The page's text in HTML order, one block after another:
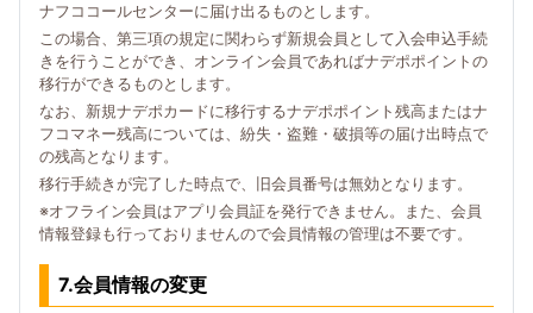
ナフココールセンターに届け出るものとします。
この場合、第三項の規定に関わらず新規会員として入会申込手続
きを行うことができ、オンライン会員であればナデポポイントの
移行ができるものとします。
なお、新規ナデポカードに移行するナデポポイント残高またはナ
フコマネー残高については、紛失・盗難・破損等の届け出時点で
の残高となります。
移行手続きが完了した時点で、旧会員番号は無効となります。
※オフライン会員はアプリ会員証を発行できません。また、会員
情報登録も行っておりませんので会員情報の管理は不要です。
7.会員情報の変更